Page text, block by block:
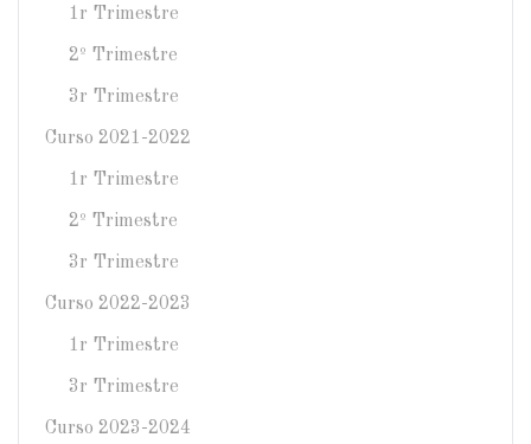
1r Trimestre
2º Trimestre
3r Trimestre
Curso 2021-2022
1r Trimestre
2º Trimestre
3r Trimestre
Curso 2022-2023
1r Trimestre
3r Trimestre
Curso 2023-2024